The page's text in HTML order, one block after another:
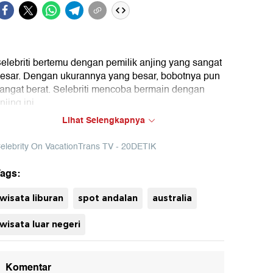
bertemu dengan pemilik anjing yang sangat
Dengan ukurannya yang besar, bobotnya pun
berat. Selebriti mencoba bermain dengan
ini.
Dok : Celebrity on Vacation Trans TV (Diki)
Lihat Selengkapnya
On VacationTrans TV - 20DETIK
wisata liburan spot andalan australia
wisata luar negeri